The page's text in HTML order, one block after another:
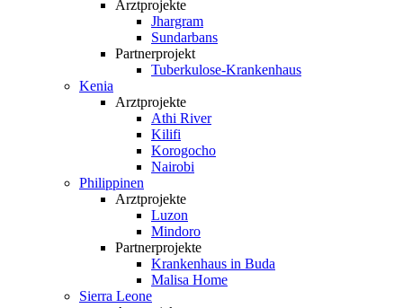
Arztprojekte
Jhargram
Sundarbans
Partnerprojekt
Tuberkulose-Krankenhaus
Kenia
Arztprojekte
Athi River
Kilifi
Korogocho
Nairobi
Philippinen
Arztprojekte
Luzon
Mindoro
Partnerprojekte
Krankenhaus in Buda
Malisa Home
Sierra Leone